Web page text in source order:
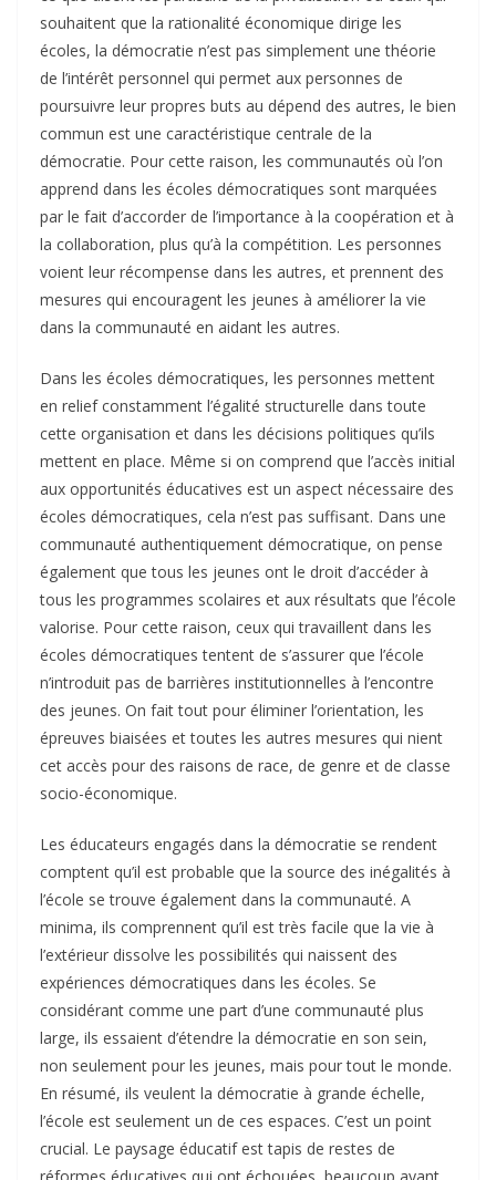
souhaitent que la rationalité économique dirige les
écoles, la démocratie n’est pas simplement une théorie
de l’intérêt personnel qui permet aux personnes de
poursuivre leur propres buts au dépend des autres, le bien
commun est une caractéristique centrale de la
démocratie. Pour cette raison, les communautés où l’on
apprend dans les écoles démocratiques sont marquées
par le fait d’accorder de l’importance à la coopération et à
la collaboration, plus qu’à la compétition. Les personnes
voient leur récompense dans les autres, et prennent des
mesures qui encouragent les jeunes à améliorer la vie
dans la communauté en aidant les autres.
Dans les écoles démocratiques, les personnes mettent
en relief constamment l’égalité structurelle dans toute
cette organisation et dans les décisions politiques qu’ils
mettent en place. Même si on comprend que l’accès initial
aux opportunités éducatives est un aspect nécessaire des
écoles démocratiques, cela n’est pas suffisant. Dans une
communauté authentiquement démocratique, on pense
également que tous les jeunes ont le droit d’accéder à
tous les programmes scolaires et aux résultats que l’école
valorise. Pour cette raison, ceux qui travaillent dans les
écoles démocratiques tentent de s’assurer que l’école
n’introduit pas de barrières institutionnelles à l’encontre
des jeunes. On fait tout pour éliminer l’orientation, les
épreuves biaisées et toutes les autres mesures qui nient
cet accès pour des raisons de race, de genre et de classe
socio-économique.
Les éducateurs engagés dans la démocratie se rendent
comptent qu’il est probable que la source des inégalités à
l’école se trouve également dans la communauté. A
minima, ils comprennent qu’il est très facile que la vie à
l’extérieur dissolve les possibilités qui naissent des
expériences démocratiques dans les écoles. Se
considérant comme une part d’une communauté plus
large, ils essaient d’étendre la démocratie en son sein,
non seulement pour les jeunes, mais pour tout le monde.
En résumé, ils veulent la démocratie à grande échelle,
l’école est seulement un de ces espaces. C’est un point
crucial. Le paysage éducatif est tapis de restes de